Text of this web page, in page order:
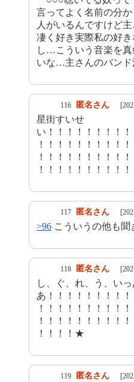
言ってよく名前の分
人がいるんですけど
凄く好き実際私の好
し…こういう音楽を
いな…主さんのバンド
116 匿名さん
星街すいせ
い！！！！！！！！
！！！！！！！！！
！！！！！！！！！
！！！！！！！！！！
117 匿名さん
>96 こういうの他も聞
118 匿名さん
し、ぐ、れ、う、い
あ！！！！！！！！
！！！！！！！！！
！！！！！！！！！
！！！！★
119 匿名さん